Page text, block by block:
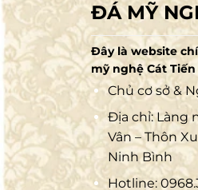
ĐÁ MỸ
Đây là website
mỹ nghệ Cát Tiến
Chủ cơ sở &
Địa chỉ: Làng
Vân – Thôn
Ninh Bình
Hotline: